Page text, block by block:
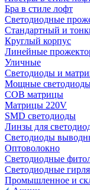
Бра в стиле лофт
Светодиодные
Стандартный и
Круглый корпус
Линейные
Уличные
Светодиоды и
Мощные
COB матрицы
Матрицы 220V
SMD светодиоды
Линзы для
Светодиоды
Оптоволокно
Светодиодные
Светодиодные
Промышленное и